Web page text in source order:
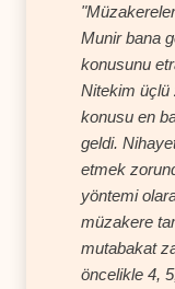
Munir bana
konusunu
Nitekim üçlü
konusu en
geldi.
etmek
yöntemi
müzakere
mutabakat
öncelikle 4,